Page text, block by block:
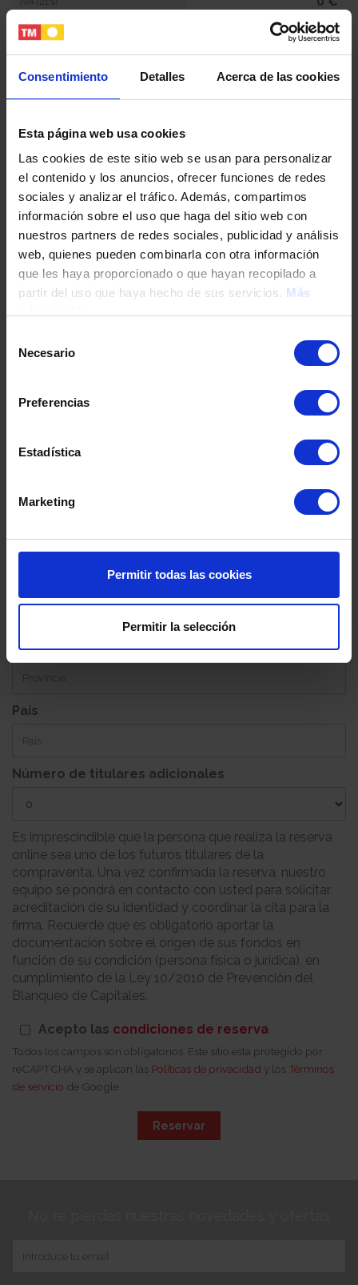
Consentimiento Detalles Acerca de las cookies
Esta página web usa cookies
Las cookies de este sitio web se usan para personalizar
el contenido y los anuncios, ofrecer funciones de redes
sociales y analizar el tráfico. Además, compartimos
información sobre el uso que haga del sitio web con
nuestros partners de redes sociales, publicidad y análisis
web, quienes pueden combinarla con otra información
que les haya proporcionado o que hayan recopilado a
partir del uso que haya hecho de sus servicios. Más
Necesario
Preferencias
Estadística
Marketing
Permitir todas las cookies
Permitir la selección
Tu nombre y apellidos
Tu email
Tu teléfono
Fecha de nacimiento
Dirección
Provincia
País
Número de titulares adicionales
Es imprescindible que la persona que realiza la reserva
online sea uno de los futuros titulares de la
compraventa. Una vez confirmada la reserva, nuestro
equipo se pondrá en contacto con usted para solicitar
acreditación de su identidad y coordinar la cita para la
firma. Recuerde que es obligatorio aportar la
documentación sobre el origen de sus fondos en
función de su condición (persona física o jurídica), en
cumplimiento de la Ley 10/2010 de Prevención del
Blanqueo de Capitales.
Acepto las condiciones de reserva
Todos los campos son obligatorios. Este sitio está protegido por
reCAPTCHA y se aplican las Políticas de privacidad y los Términos
de servicio de Google
Reservar
Subtotal 0 €
441.100 €